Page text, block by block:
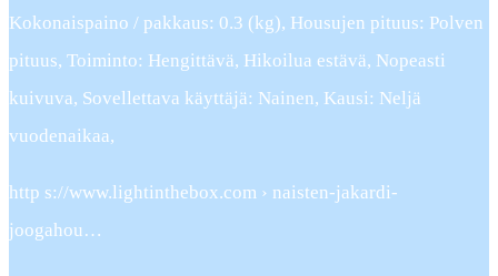
Kokonaispaino / pakkaus: 0.3 (kg), Housujen pituus: Polven
pituus, Toiminto: Hengittävä, Hikoilua estävä, Nopeasti
kuivuva, Sovellettava käyttäjä: Nainen, Kausi: Neljä
vuodenaikaa,
http s://www.lightinthebox.com › naisten-jakardi-
joogahou…